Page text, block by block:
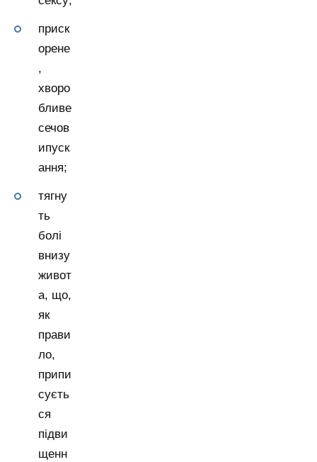
приск
орене
,
хворо
бливе
сечов
ипуск
ання;
тягну
ть
болі
внизу
живот
а, що,
як
прави
ло,
припи
суєть
ся
підви
щенн